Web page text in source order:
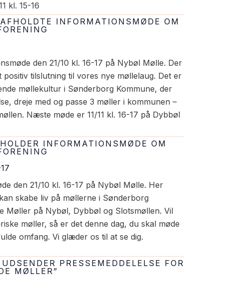
kl. 15-16
INFORMATIONSMØDE OM
den 21/10 kl. 16-17 på Nybøl Mølle. Der
tilslutning til vores nye møllelaug. Det er
møllekultur i Sønderborg Kommune, der
dreje med og passe 3 møller i kommunen –
Næste møde er 11/11 kl. 16-17 på Dybbøl
INFORMATIONSMØDE OM
den 21/10 kl. 16-17 på Nybøl Mølle. Her
skabe liv på møllerne i Sønderborg
Møller på Nybøl, Dybbøl og Slotsmøllen. Vil
møller, så er det denne dag, du skal møde
omfang. Vi glæder os til at se dig.
PRESSEMEDDELELSE FOR
MØLLER”